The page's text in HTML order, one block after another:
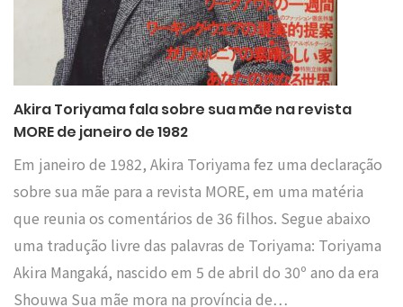
Akira Toriyama fala sobre sua mãe na revista
MORE de janeiro de 1982
Em janeiro de 1982, Akira Toriyama fez uma declaração
sobre sua mãe para a revista MORE, em uma matéria
que reunia os comentários de 36 filhos. Segue abaixo
uma tradução livre das palavras de Toriyama: Toriyama
Akira Mangaká, nascido em 5 de abril do 30º ano da era
Shouwa Sua mãe mora na província de…